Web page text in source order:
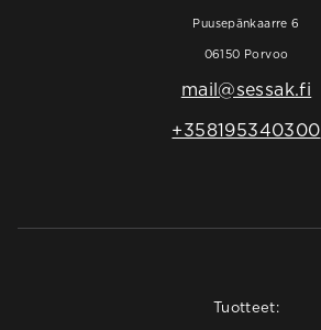
Puusepänkaarre 6
06150 Porvoo
mail@sessak.fi
+358195340300
Tuotteet: